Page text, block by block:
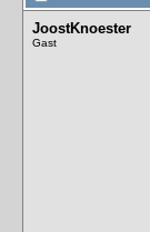
JoostKnoester
Gast